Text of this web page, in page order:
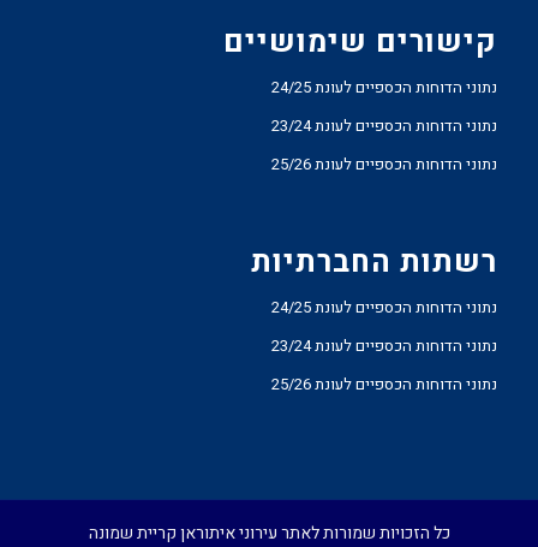
קישורים שימושיים
נתוני הדוחות הכספיים לעונת 24/25
נתוני הדוחות הכספיים לעונת 23/24
נתוני הדוחות הכספיים לעונת 25/26
רשתות החברתיות
נתוני הדוחות הכספיים לעונת 24/25
נתוני הדוחות הכספיים לעונת 23/24
נתוני הדוחות הכספיים לעונת 25/26
כל הזכויות שמורות לאתר עירוני איתוראן קריית שמונה